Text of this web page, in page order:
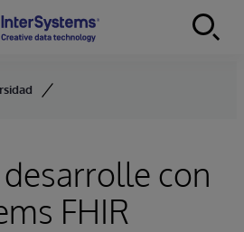
con
FHIR